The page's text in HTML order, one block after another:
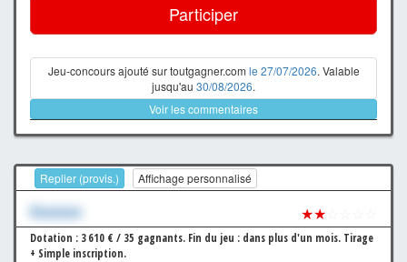
Participer
Jeu-concours ajouté sur toutgagner.com le 27/07/2026. Valable
jusqu'au 30/08/2026.
Voir les commentaires
Replier (provis.) Affichage personnalisé
Xxxxxxx ★★
Dotation : 3 610 € / 35 gagnants. Fin du jeu : dans plus d'un mois. Tirage
+ Simple inscription.